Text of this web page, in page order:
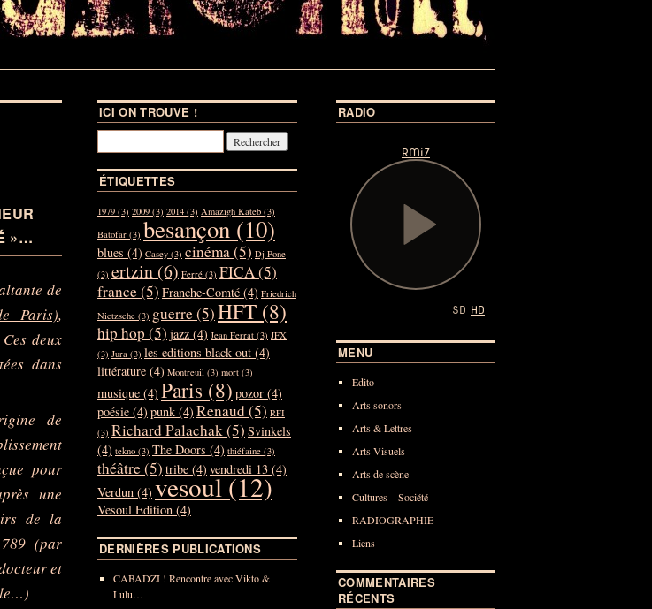
»…
de
Paris),
deux
dans
de
pour
une
de la
(par
et
ICI ON TROUVE !
ÉTIQUETTES
1979 (3) 2009 (3) 2014 (3) Amazigh Kateb (3)
Batofar (3) besançon (10)
blues (4) Casey (3) cinéma(5) Dj Pone
(3) ertzin (6) Ferré (3) FICA(5)
france(5) Franche-Comté (4) Friedrich
Nietzsche (3) guerre(5)HFT (8)
hip hop (5) jazz (4) Jean Ferrat (3) JFX
(3) Jura (3) les editions black out (4)
littérature (4) Montreuil (3) mort (3)
musique (4) Paris (8) pozor (4)
poésie (4) punk (4) Renaud(5) RFI
(3) Richard Palachak(5) Svinkels
(4) tekno (3) The Doors (4) thiéfaine (3)
théâtre(5) tribe (4) vendredi 13 (4)
Verdun (4) vesoul(12)
Vesoul Edition (4)
DERNIÈRES PUBLICATIONS
CABADZI ! Rencontre avec Vikto &
Lulu…
RADIO
MENU
Edito
Arts sonors
Arts & Lettres
Arts Visuels
Arts de scène
Cultures – Société
RADIOGRAPHIE
Liens
COMMENTAIRES
RÉCENTS